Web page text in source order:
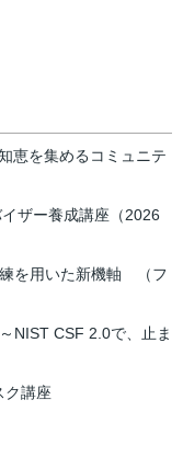
恵を集めるコミュニテ
ザー養成講座（2026
練を用いた新機軸 （フ
NIST CSF 2.0で、止ま
ク講座